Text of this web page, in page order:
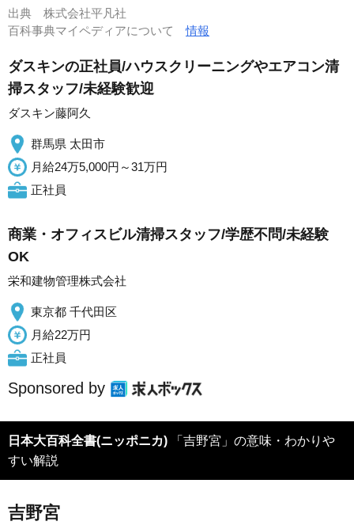
出典 株式会社平凡社
百科事典マイペディアについて情報
ダスキンの正社員/ハウスクリーニングやエアコン清
掃スタッフ/未経験歓迎
ダスキン藤阿久
群馬県 太田市
月給24万5,000円～31万円
正社員
商業・オフィスビル清掃スタッフ/学歴不問/未経験
OK
栄和建物管理株式会社
東京都 千代田区
月給22万円
正社員
Sponsored by
日本大百科全書(ニッポニカ)
すい解説
吉野宮